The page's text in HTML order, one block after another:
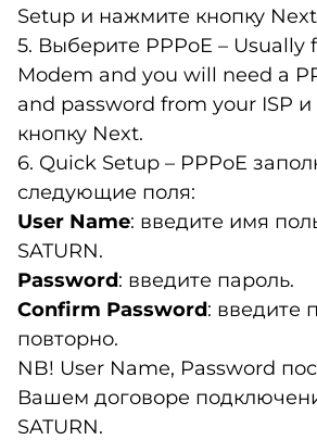
Setup и нажмите кнопку
5. Выберите PPPoE – Usually
Modem and you will need a
and password from your ISP
кнопку Next.
6. Quick Setup – PPPoE
следующие поля:
User Name: введите имя
SATURN.
Password: введите пароль.
Confirm Password: введите
повторно.
NB! User Name, Password
Вашем договоре
SATURN.